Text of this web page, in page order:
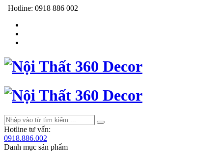
Hotline: 0918 886 002
Hotline tư vấn:
0918.886.002
Danh mục sản phẩm